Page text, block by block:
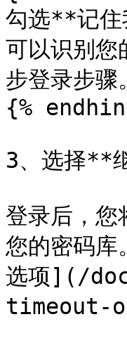
勾选**记
可以识别您
步登录步骤。
{%
3、选择**
登录后，
您的密码库
选项](/